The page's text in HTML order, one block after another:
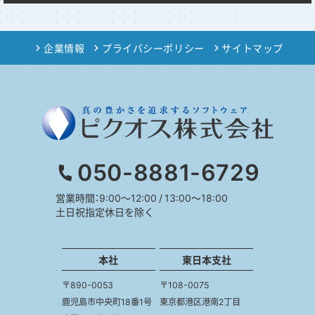
企業情報 プライバシーポリシー サイトマップ
050-8881-6729
営業時間：9:00～12:00 / 13:00～18:00
土日祝指定休日を除く
本社
〒890-0053
鹿児島市中央町18番1号
東日本支社
〒108-0075
東京都港区港南2丁目